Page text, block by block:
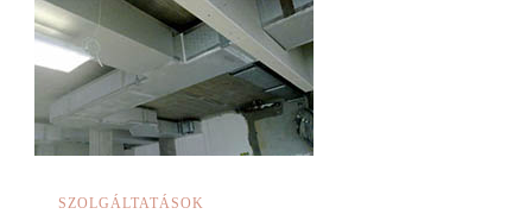
SZOLGÁLTATÁSOK